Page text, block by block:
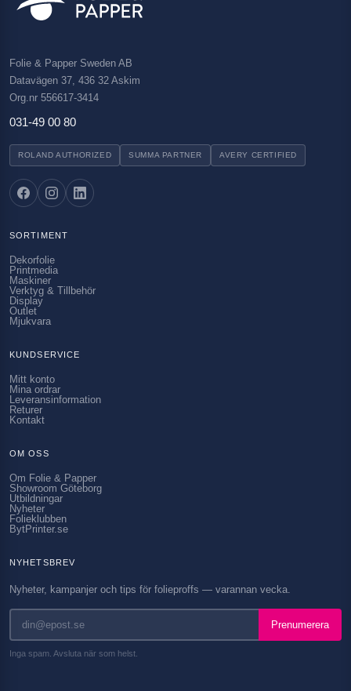
Folie & Papper Sweden AB
Datavägen 37, 436 32 Askim
Org.nr 556617-3414
031-49 00 80
ROLAND AUTHORIZED SUMMA PARTNER AVERY CERTIFIED
SORTIMENT
Dekorfolie
Printmedia
Maskiner
Verktyg & Tillbehör
Display
Outlet
Mjukvara
KUNDSERVICE
Mitt konto
Mina ordrar
Leveransinformation
Returer
Kontakt
OM OSS
Om Folie & Papper
Showroom Göteborg
Utbildningar
Nyheter
Folieklubben
BytPrinter.se
NYHETSBREV
Nyheter, kampanjer och tips för folieproffs — varannan vecka.
Prenumerera
Inga spam. Avsluta när som helst.